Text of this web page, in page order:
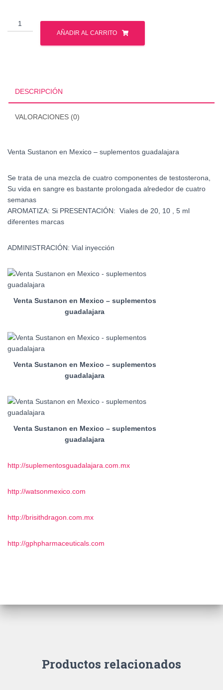
Venta
Sustanon
AÑADIR AL CARRITO
DESCRIPCIÓN
VALORACIONES (0)
Venta Sustanon en Mexico – suplementos guadalajara
Se trata de una mezcla de cuatro componentes de testosterona,
Su vida en sangre es bastante prolongada alrededor de cuatro
semanas
AROMATIZA: Si PRESENTACIÓN: Viales de 20, 10 , 5 ml
diferentes marcas
ADMINISTRACIÓN: Vial inyección
Venta Sustanon en Mexico – suplementos
guadalajara
Venta Sustanon en Mexico – suplementos
guadalajara
Venta Sustanon en Mexico – suplementos
guadalajara
http://suplementosguadalajara.com.mx
http://watsonmexico.com
http://brisithdragon.com.mx
http://gphpharmaceuticals.com
Productos relacionados